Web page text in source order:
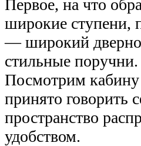
Первое, на что
широкие ступени,
— широкий
стильные
Посмотрим кабину
принято говорить
пространство
удобством.